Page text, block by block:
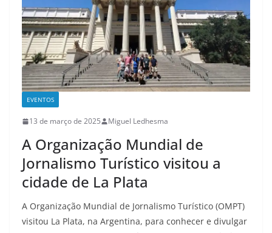
EVENTOS
13 de março de 2025 Miguel Ledhesma
A Organização Mundial de
Jornalismo Turístico visitou a
cidade de La Plata
A Organização Mundial de Jornalismo Turístico (OMPT)
visitou La Plata, na Argentina, para conhecer e divulgar